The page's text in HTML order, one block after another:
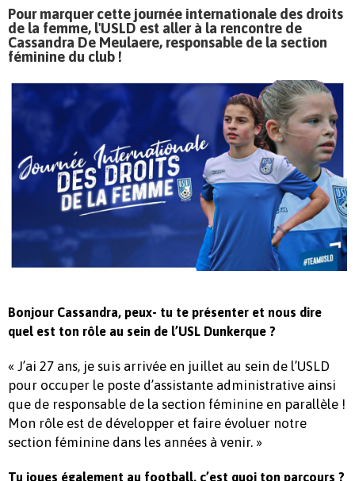
Pour marquer cette journée internationale des droits
de la femme, l'USLD est aller à la rencontre de
Cassandra De Meulaere, responsable de la section
féminine du club !
Bonjour Cassandra, peux- tu te présenter et nous dire
quel est ton rôle au sein de l’USL Dunkerque ?
« J’ai 27 ans, je suis arrivée en juillet au sein de l’USLD
pour occuper le poste d’assistante administrative ainsi
que de responsable de la section féminine en parallèle !
Mon rôle est de développer et faire évoluer notre
section féminine dans les années à venir. »
Tu joues également au football, c’est quoi ton parcours ?